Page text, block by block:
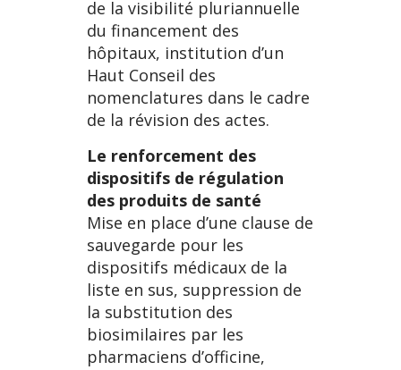
de la visibilité pluriannuelle
du financement des
hôpitaux, institution d’un
Haut Conseil des
nomenclatures dans le cadre
de la révision des actes.
Le renforcement des
dispositifs de régulation
des produits de santé
Mise en place d’une clause de
sauvegarde pour les
dispositifs médicaux de la
liste en sus, suppression de
la substitution des
biosimilaires par les
pharmaciens d’officine,